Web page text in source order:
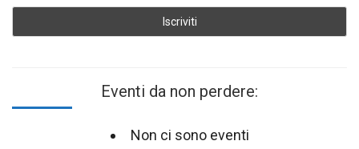
Eventi da non perdere:
Non ci sono eventi